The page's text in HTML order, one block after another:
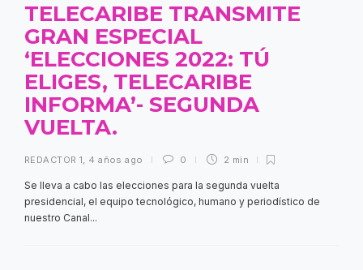
TELECARIBE TRANSMITE
GRAN ESPECIAL
‘ELECCIONES 2022: TÚ
ELIGES, TELECARIBE
INFORMA’- SEGUNDA
VUELTA.
REDACTOR 1, 4 años ago 0 2 min
Se lleva a cabo las elecciones para la segunda vuelta
presidencial, el equipo tecnológico, humano y periodístico de
nuestro Canal...